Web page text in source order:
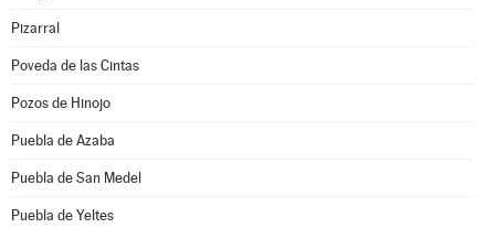
Pizarral
Poveda de las Cintas
Pozos de Hinojo
Puebla de Azaba
Puebla de San Medel
Puebla de Yeltes